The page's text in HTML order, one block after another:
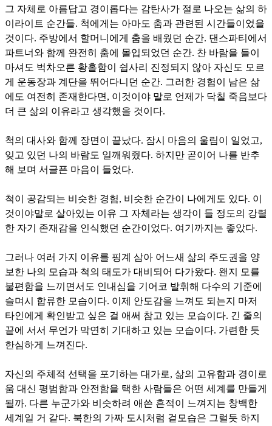
그 자체로 아름답고 경이롭다는 감탄사가 절로 나오는 삶의 하
이라이트 순간들. 척에게는 아마도 춤과 관련된 시간들이었을
것이다. 주방에서 할머니에게 춤을 배웠던 순간. 댄스파티에서
파트너와 함께 완전히 춤에 몰입되었던 순간. 찬 바람을 들이
마셔도 벅차오른 황홀함이 쉽사리 진정되지 않아 자신도 모르
게 운동장과 계단을 뛰어다니던 순간. 그러한 경험이 남은 삶
에도 여전히 존재한다면, 이것이야 말로 언제가 닥칠 죽음보다
더 큰 삶의 이유라고 생각했을 것이다.
척의 대사와 함께 장면이 끝났다. 잠시 마음의 울림이 일었고,
잊고 있던 나의 바람도 일깨워줬다. 하지만 곧이어 나를 반추
해 보며 서글픈 마음이 들었다.
척이 공감되는 비슷한 경험, 비슷한 순간이 나에게도 있다. 이
것이야말로 살아있는 이유 그 자체라는 생각이 들 정도의 강렬
한 자기 존재감을 인식했던 순간이었다. 여기까지는 좋았다.
그러나 여러 가지 이유를 핑계 삼아 어느새 삶의 주도권을 양
보한 나의 모습과 척의 태도가 대비되어 다가왔다. 왠지 모를
불편함을 느끼면서도 인내심을 기어코 발휘해 다수의 기준에
슬며시 합류한 모습이다. 이제 안도감을 느껴도 되는지 마저
타인에게 확인받고 싶은 걸 애써 참고 있는 모습이다. 긴 줄의
끝에 서서 무언가 막연히 기대하고 있는 모습이다. 가련한 듯
한심하게 느껴진다.
자신의 주체적 선택을 포기하는 대가로, 삶의 고유함과 경이로
움 대신 평범함과 안전함을 택한 사람들은 어떤 세계를 만들게
될까. 다른 누군가와 비슷하려 애쓴 흔적이 느껴지는 창백한
세계일 거 같다. 북한의 가짜 도시처럼 겉모습은 그럴듯 하지